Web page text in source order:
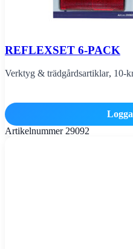
REFLEXSET 6-PACK
Verktyg & trädgårdsartiklar, 10-
Artikelnummer 29092